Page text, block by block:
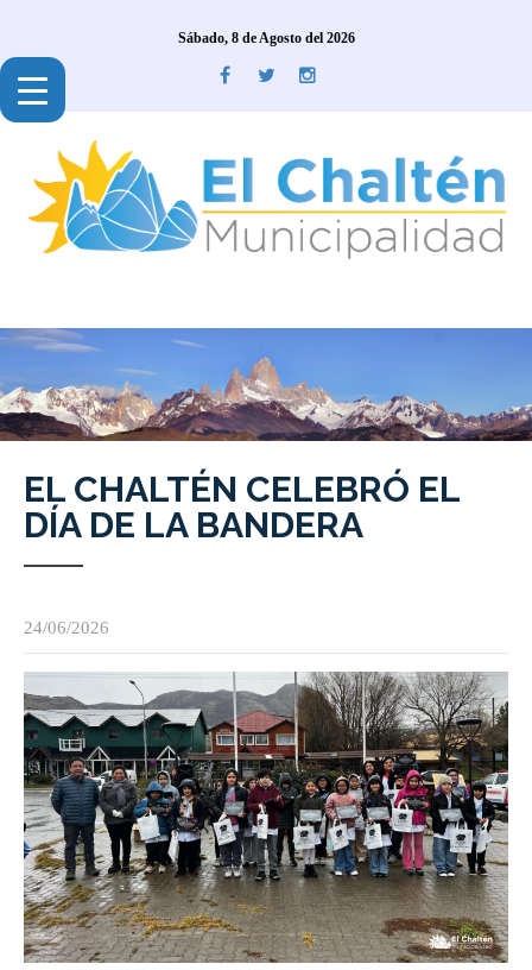
Sábado, 8 de Agosto del 2026
EL CHALTÉN CELEBRÓ EL
DÍA DE LA BANDERA
24/06/2026